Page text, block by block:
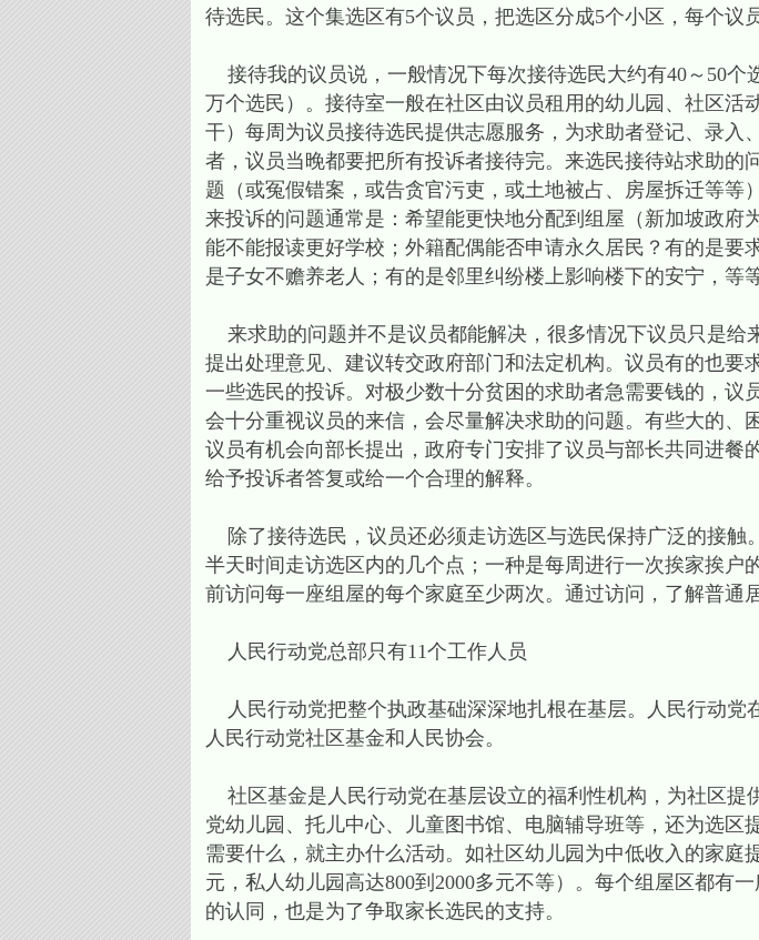
待选民。这个集选区有5个议员，把选区分成5个小区，每个议
接待我的议员说，一般情况下每次接待选民大约有40～50个
万个选民）。接待室一般在社区由议员租用的幼儿园、社区活
干）每周为议员接待选民提供志愿服务，为求助者登记、录入
者，议员当晚都要把所有投诉者接待完。来选民接待站求助的
题（或冤假错案，或告贪官污吏，或土地被占、房屋拆迁等等
来投诉的问题通常是：希望能更快地分配到组屋（新加坡政府
能不能报读更好学校；外籍配偶能否申请永久居民？有的是要
是子女不赡养老人；有的是邻里纠纷楼上影响楼下的安宁，等等
来求助的问题并不是议员都能解决，很多情况下议员只是给
提出处理意见、建议转交政府部门和法定机构。议员有的也
一些选民的投诉。对极少数十分贫困的求助者急需要钱的，议
会十分重视议员的来信，会尽量解决求助的问题。有些大的、
议员有机会向部长提出，政府专门安排了议员与部长共同进
给予投诉者答复或给一个合理的解释。
除了接待选民，议员还必须走访选区与选民保持广泛的接触
半天时间走访选区内的几个点；一种是每周进行一次挨家挨
前访问每一座组屋的每个家庭至少两次。通过访问，了解普通
人民行动党总部只有11个工作人员
人民行动党把整个执政基础深深地扎根在基层。人民行动党
人民行动党社区基金和人民协会。
社区基金是人民行动党在基层设立的福利性机构，为社区提
党幼儿园、托儿中心、儿童图书馆、电脑辅导班等，还为选
需要什么，就主办什么活动。如社区幼儿园为中低收入的家庭
元，私人幼儿园高达800到2000多元不等）。每个组屋区都有
的认同，也是为了争取家长选民的支持。